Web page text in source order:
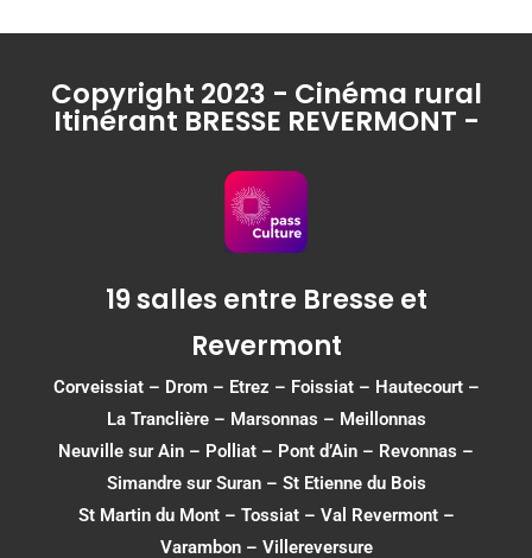
Copyright 2023 - Cinéma rural
Itinérant BRESSE REVERMONT -
19 salles entre Bresse et
Revermont
Corveissiat– Drom– Etrez – Foissiat– Hautecourt–
La Tranclière – Marsonnas – Meillonnas
Neuville sur Ain – Polliat – Pont d’Ain – Revonnas –
Simandre sur Suran– St Etienne du Bois
St Martin du Mont– Tossiat– Val Revermont–
Varambon– Villereversure